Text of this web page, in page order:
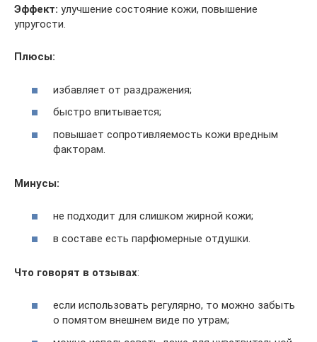
Эффект: улучшение состояние кожи, повышение
упругости.
Плюсы:
избавляет от раздражения;
быстро впитывается;
повышает сопротивляемость кожи вредным
факторам.
Минусы:
не подходит для слишком жирной кожи;
в составе есть парфюмерные отдушки.
Что говорят в отзывах:
если использовать регулярно, то можно забыть
о помятом внешнем виде по утрам;